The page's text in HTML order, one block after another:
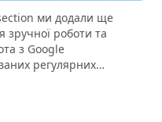
ми додали ще
зручної роботи та
з Google
регулярних